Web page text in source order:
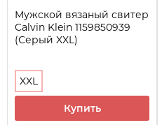
Мужской вязаный свитер
Calvin Klein 1159850939
(Серый XXL)
XXL
Купить